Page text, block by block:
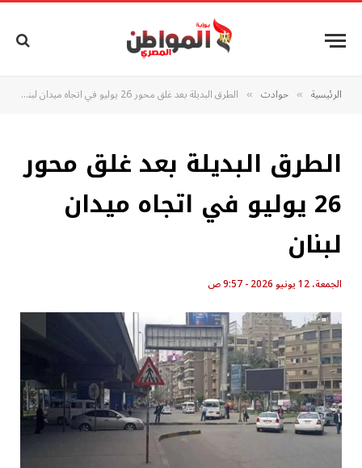
الرئيسية » حوادث » الطرق البديلة بعد غلق محور 26 يوليو في اتجاه ميدان لبنان
الطرق البديلة بعد غلق محور
26 يوليو في اتجاه ميدان
لبنان
الجمعة، 12 يونيو 2026 - 9:57 ص